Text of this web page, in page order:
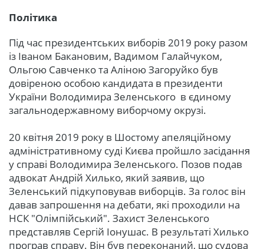
Політика
Під час президентських виборів 2019 року разом
із Іваном Бакановим, Вадимом Галайчуком,
Ольгою Савченко та Аліною Загоруйко був
довіреною особою кандидата в президенти
України Володимира Зеленського в єдиному
загальнодержавному виборчому окрузі.
20 квітня 2019 року в Шостому апеляційному
адміністративному суді Києва пройшло засідання
у справі Володимира Зеленського. Позов подав
адвокат Андрій Хилько, який заявив, що
Зеленський підкуповував виборців. За голос він
давав запрошення на дебати, які проходили на
НСК "Олімпійський". Захист Зеленського
представляв Сергій Іонушас. В результаті Хилько
програв справу. Він був переконаний, що судова